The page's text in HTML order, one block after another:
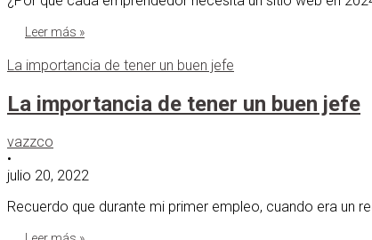
Leer más »
La importancia de tener un buen jefe
La importancia de tener un buen jefe
vazzco
•
julio 20, 2022
Recuerdo que durante mi primer empleo, cuando era un